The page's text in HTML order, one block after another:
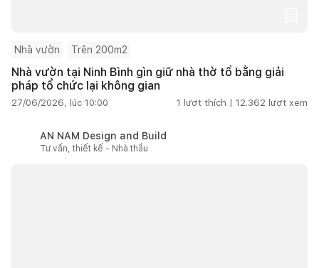
Nhà vườn Trên 200m2
Nhà vườn tại Ninh Bình gìn giữ nhà thờ tổ bằng giải
pháp tổ chức lại không gian
27/06/2026, lúc 10:00 1 lượt thích | 12.362 lượt xem
AN NAM Design and Build
Tư vấn, thiết kế - Nhà thầu